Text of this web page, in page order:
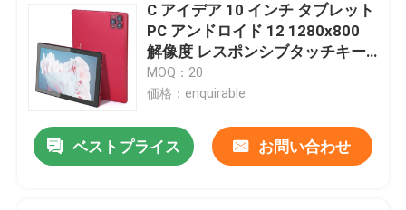
C アイデア 10 インチ タブレット
PC アンドロイド 12 1280x800
解像度 レスポンシブタッチキー
ボードとペン CM8000プラス
MOQ：20
価格：enquirable
ベストプライス お問い合わせ